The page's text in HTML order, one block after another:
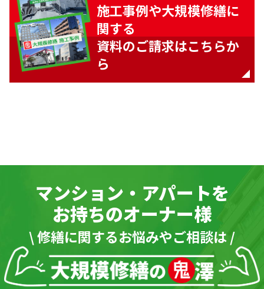
施工事例や大規模修繕に
関する
資料のご請求はこちらか
ら
マンション・アパートを
お持ちのオーナー様
\ 修繕に関するお悩みやご相談は /